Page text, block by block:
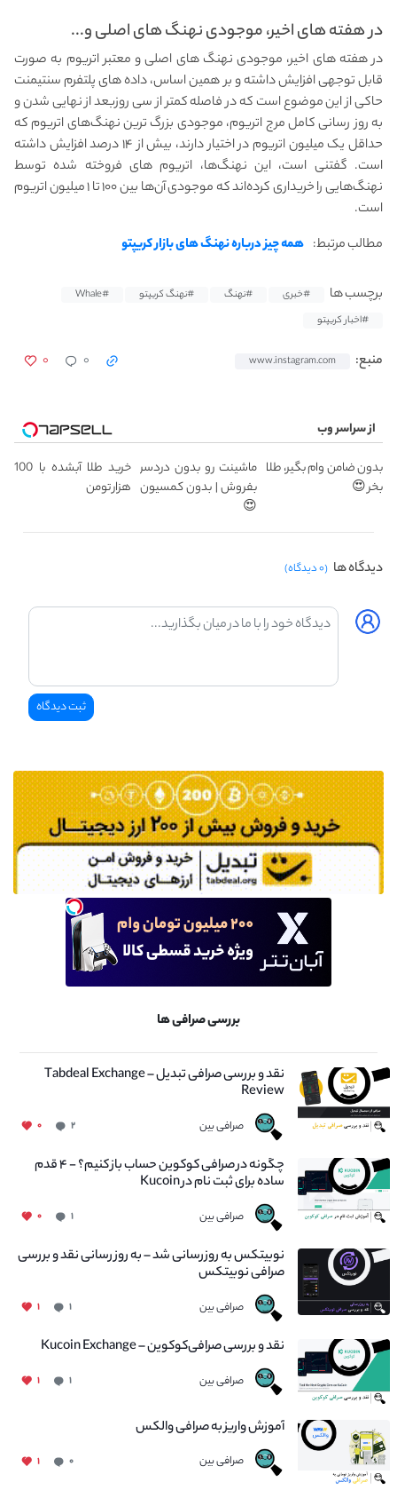
در هفته های اخیر، موجودی نهنگ‌ های اصلی و...
در هفته های اخیر، موجودی نهنگ‌ های اصلی و معتبر اتریوم به صورت
قابل‌ توجهی افزایش داشته و بر همین اساس، داده‌ های پلتفرم سنتیمنت
حاکی از این موضوع است که در فاصله کمتر از سی روزبعد از نهایی شدن و
به‌ روز رسانی کامل مرج اتریوم، موجودی بزرگ‌ ترین نهنگ‌های اتریوم که
حداقل یک میلیون اتریوم در اختیار دارند، بیش از ۱۴ درصد افزایش داشته
است. گفتنی است، این نهنگ‌ها، اتریوم‌ های فروخته‌ شده توسط
نهنگ‌هایی را خریداری کرده‌اند که موجودی آن‌ها بین ۱۰۰ تا ۱ میلیون اتریوم
است.
مطالب مرتبط: همه چیز درباره نهنگ های بازار کریپتو
برچسب ها #خبری #نهنگ #نهنگ کریپتو
#Whale
#اخبار کریپتو
منبع: www.instagram.com ۰ ۰
از سراسر وب
بدون ضامن وام بگیر، طلا
بخر 😍
ماشینت رو بدون دردسر
بفروش | بدون کمسیون
😍
خرید طلا آبشده با 100
هزار تومن
دیدگاه ها (۰ دیدگاه)
بررسی صرافی ها
نقد و بررسی صرافی تبدیل – Tabdeal Exchange
Review
صرافی بین ۲ ۰
چگونه در صرافی کوکوین حساب باز کنیم؟ - ۴ قدم
ساده برای ثبت نام در Kucoin
صرافی بین ۱ ۰
نوبیتکس به روزرسانی شد – به روز رسانی نقد و بررسی
صرافی نوبیتکس
صرافی بین ۱ ۱
نقد و بررسی صرافی‌کوکوین – Kucoin Exchange
صرافی بین ۱ ۱
آموزش واریز به صرافی والکس
صرافی بین ۰ ۱